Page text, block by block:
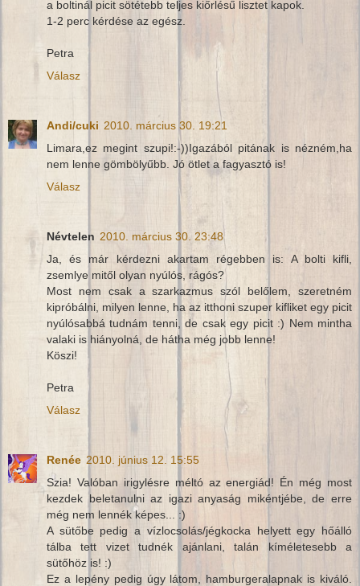
a boltinál picit sötétebb teljes kiőrlésű lisztet kapok.
1-2 perc kérdése az egész.
Petra
Válasz
Andi/cuki 2010. március 30. 19:21
Limara,ez megint szupi!:-))Igazából pitának is nézném,ha
nem lenne gömbölyűbb. Jó ötlet a fagyasztó is!
Válasz
Névtelen 2010. március 30. 23:48
Ja, és már kérdezni akartam régebben is: A bolti kifli,
zsemlye mitől olyan nyúlós, rágós?
Most nem csak a szarkazmus szól belőlem, szeretném
kipróbálni, milyen lenne, ha az itthoni szuper kifliket egy picit
nyúlósabbá tudnám tenni, de csak egy picit :) Nem mintha
valaki is hiányolná, de hátha még jobb lenne!
Köszi!
Petra
Válasz
Renée 2010. június 12. 15:55
Szia! Valóban irigylésre méltó az energiád! Én még most
kezdek beletanulni az igazi anyaság mikéntjébe, de erre
még nem lennék képes... :)
A sütőbe pedig a vízlocsolás/jégkocka helyett egy hőálló
tálba tett vizet tudnék ajánlani, talán kíméletesebb a
sütőhöz is! :)
Ez a lepény pedig úgy látom, hamburgeralapnak is kiváló.